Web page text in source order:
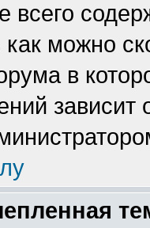
всего
можно
в
зависит